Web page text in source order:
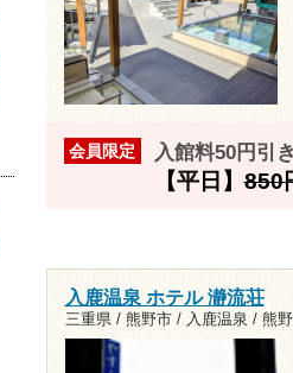
会員限定 入館料50円引
【平日】850
入鹿温泉 ホテル 瀞流荘
三重県 / 熊野市 / 入鹿温泉 / 熊